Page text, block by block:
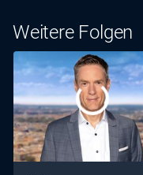
Weitere Folgen